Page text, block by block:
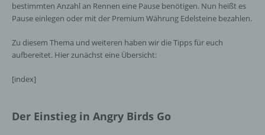
bestimmten Anzahl an Rennen eine Pause benötigen. Nun heißt es
Pause einlegen oder mit der Premium Währung Edelsteine bezahlen.
Zu diesem Thema und weiteren haben wir die Tipps für euch
aufbereitet. Hier zunächst eine Übersicht:
[index]
Der Einstieg in Angry Birds Go